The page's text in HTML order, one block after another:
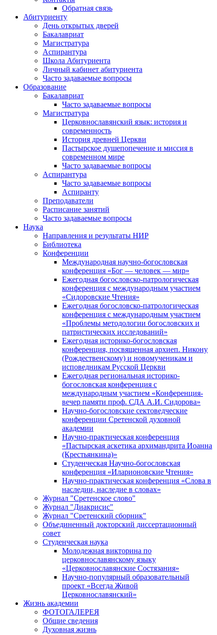
Обратная связь
Абитуриенту
День открытых дверей
Бакалавриат
Магистратура
Аспирантура
Школа Абитуриента
Личный кабинет абитуриента
Часто задаваемые вопросы
Образование
Бакалавриат
Часто задаваемые вопросы
Магистратура
Церковнославянский язык: история и
современность
История древней Церкви
Пастырское душепопечение и миссия в
современном мире
Часто задаваемые вопросы
Аспирантура
Часто задаваемые вопросы
Аспиранту
Преподаватели
Расписание занятий
Часто задаваемые вопросы
Наука
Направления и результаты НИР
Библиотека
Конференции
Международная научно-богословская
конференция «Бог — человек — мир»
Ежегодная богословско-патрологическая
конференция с международным участием
«Сидоровские Чтения»
Ежегодная богословско-патрологическая
конференция с международным участием
«Проблемы методологии богословских и
патристических исследований»
Ежегодная историко-богословская
конференция, посвященная архиеп. Никону
(Рождественскому) и новомученикам и
исповедникам Русской Церкви
Ежегодная региональная историко-
богословская конференция с
международным участием «Конференция-
вечер памяти проф. СДА А.И. Сидорова»
Научно-богословские сектоведческие
конференции Сретенской духовной
академии
Научно-практическая конференция
«Пастырская аскетика архимандрита Иоанна
(Крестьянкина)»
Студенческая Научно-богословская
конференция «Иларионовские Чтения»
Научно-практическая конференция «Cлова в
наследии, наследие в словах»
Журнал "Сретенское слово"
Журнал "Диакрисис"
Журнал "Сретенский сборник"
Объединенный докторский диссертационный
совет
Студенческая наука
Молодежная викторина по
церковнославянскому языку
«Церковнославянские Состязания»
Научно-популярный образовательный
проект «Всегда Живой
Церковнославянский»
Жизнь академии
ФОТОГАЛЕРЕЯ
Общие сведения
Духовная жизнь